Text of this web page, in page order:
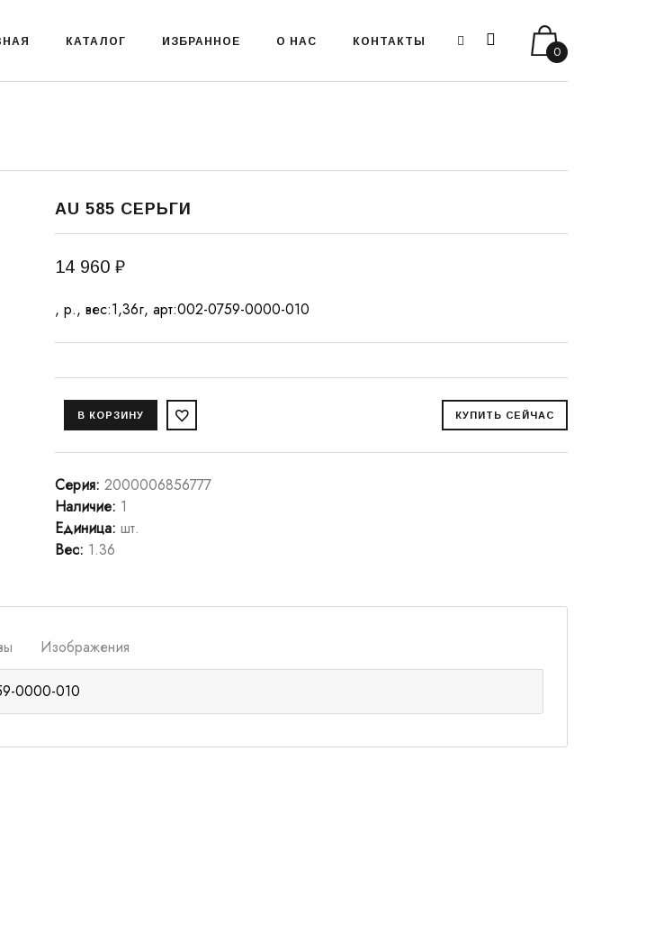
0
КАТАЛОГ ИЗБРАННОЕ О НАС КОНТАКТЫ
AU 585 СЕРЬГИ
14 960 ₽
, р., вес:1,36г, арт:002-0759-0000-010
Серия: 2000006856777
Наличие: 1
Единица: шт.
Вес: 1.36
0000-010
Изображения